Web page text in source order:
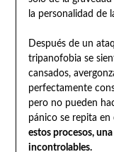
la personalidad de
Después de un
tripanofobia se
cansados,
perfectamente
pero no pueden
pánico se repita
estos procesos,
incontrolables.